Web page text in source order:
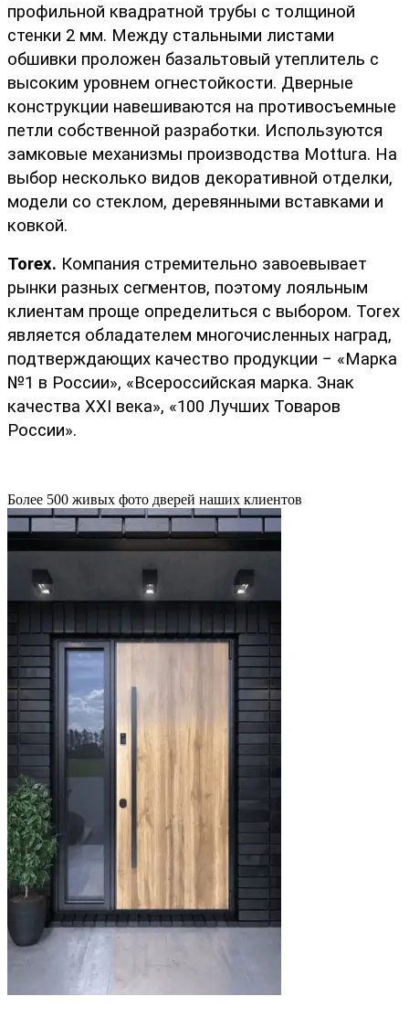
профильной квадратной трубы с толщиной
стенки 2 мм. Между стальными листами
обшивки проложен базальтовый утеплитель с
высоким уровнем огнестойкости. Дверные
конструкции навешиваются на противосъемные
петли собственной разработки. Используются
замковые механизмы производства Mottura. На
выбор несколько видов декоративной отделки,
модели со стеклом, деревянными вставками и
ковкой.
Torex. Компания стремительно завоевывает
рынки разных сегментов, поэтому лояльным
клиентам проще определиться с выбором. Torex
является обладателем многочисленных наград,
подтверждающих качество продукции − «Марка
№1 в России», «Всероссийская марка. Знак
качества XXI века», «100 Лучших Товаров
России».
Более 500 живых фото дверей наших клиентов